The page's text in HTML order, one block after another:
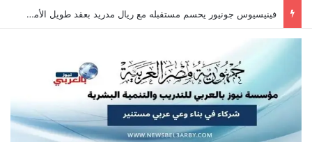
فينيسيوس جونيور يحسم مستقبله مع ريال مدريد بعقد طويل الأمد حتى 2032